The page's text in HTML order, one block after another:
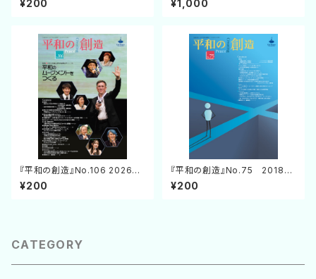
¥200
上和雄
¥1,000
『平和の創造』No.106 2026年1
月31日発行
¥200
『平和の創造』No.75 2018年
4月25日発行
¥200
CATEGORY